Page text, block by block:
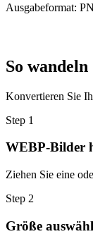
Ausgabeformat:
So
Konvertieren Sie
Step 1
WEBP-Bilder
Ziehen Sie eine
Step 2
Größe